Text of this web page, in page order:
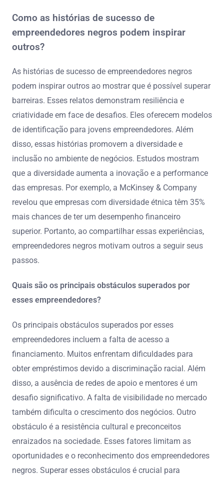
Como as histórias de sucesso de
empreendedores negros podem inspirar
outros?
As histórias de sucesso de empreendedores negros
podem inspirar outros ao mostrar que é possível superar
barreiras. Esses relatos demonstram resiliência e
criatividade em face de desafios. Eles oferecem modelos
de identificação para jovens empreendedores. Além
disso, essas histórias promovem a diversidade e
inclusão no ambiente de negócios. Estudos mostram
que a diversidade aumenta a inovação e a performance
das empresas. Por exemplo, a McKinsey & Company
revelou que empresas com diversidade étnica têm 35%
mais chances de ter um desempenho financeiro
superior. Portanto, ao compartilhar essas experiências,
empreendedores negros motivam outros a seguir seus
passos.
Quais são os principais obstáculos superados por
esses empreendedores?
Os principais obstáculos superados por esses
empreendedores incluem a falta de acesso a
financiamento. Muitos enfrentam dificuldades para
obter empréstimos devido a discriminação racial. Além
disso, a ausência de redes de apoio e mentores é um
desafio significativo. A falta de visibilidade no mercado
também dificulta o crescimento dos negócios. Outro
obstáculo é a resistência cultural e preconceitos
enraizados na sociedade. Esses fatores limitam as
oportunidades e o reconhecimento dos empreendedores
negros. Superar esses obstáculos é crucial para